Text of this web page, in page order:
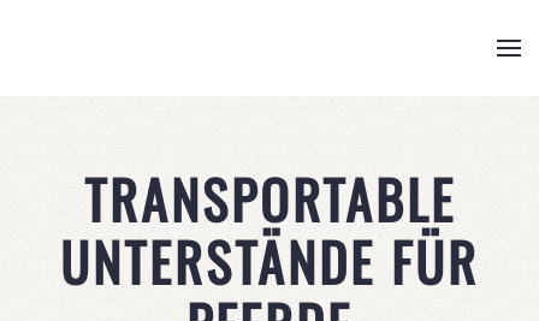
TRANSPORTABLE
UNTERSTÄNDE FÜR